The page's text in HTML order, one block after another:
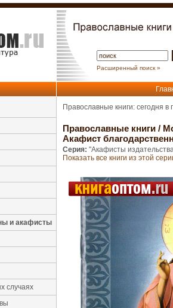
Расширенный поиск »
и акафисты
случаях
Православные книги: сегодня
Православные книги /
Акафист
Серия: "Акафисты
Показать все книги из этой